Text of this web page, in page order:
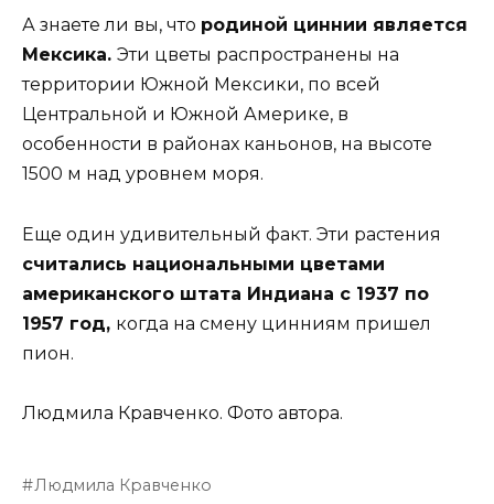
А знаете ли вы, что родиной циннии является
Мексика. Эти цветы распространены на
территории Южной Мексики, по всей
Центральной и Южной Америке, в
особенности в районах каньонов, на высоте
1500 м над уровнем моря.
Еще один удивительный факт. Эти растения
считались национальными цветами
американского штата Индиана с 1937 по
1957 год, когда на смену цинниям пришел
пион.
Людмила Кравченко. Фото автора.
Людмила Кравченко